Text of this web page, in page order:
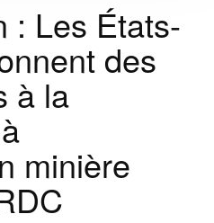
: Les États-
des
à la
minière